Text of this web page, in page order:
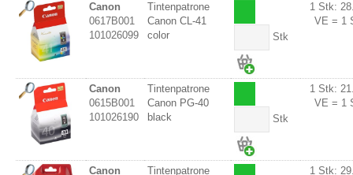
Canon
0617B001
101026099
Tintenpatrone
Canon CL-41
color
Stk
1 Stk:
VE = 1
Canon
0615B001
101026190
Tintenpatrone
Canon PG-40
black
Stk
1 Stk:
VE = 1
Canon
Tintenpatrone
1 Stk: